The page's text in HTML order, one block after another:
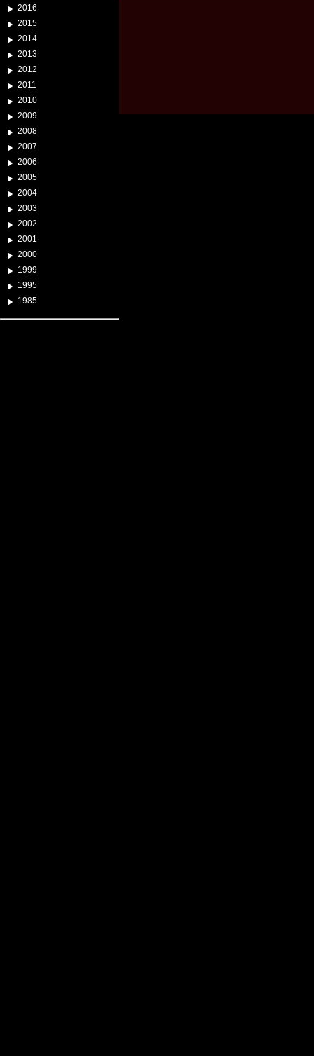
2016
2015
2014
2013
2012
2011
2010
2009
2008
2007
2006
2005
2004
2003
2002
2001
2000
1999
1995
1985